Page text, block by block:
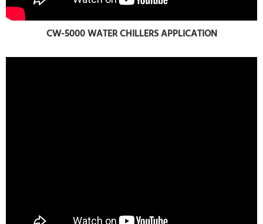
CW-5000 WATER CHILLERS APPLICATION